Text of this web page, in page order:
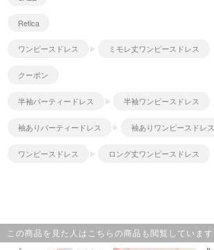
Retica
ワンピースドレス ミモレ丈ワンピースドレス
クーポン
半袖パーティードレス 半袖ワンピースドレス
袖ありパーティードレス 袖ありワンピースドレス
ワンピースドレス ロング丈ワンピースドレス
この商品を見た人はこちらの商品も閲覧しています